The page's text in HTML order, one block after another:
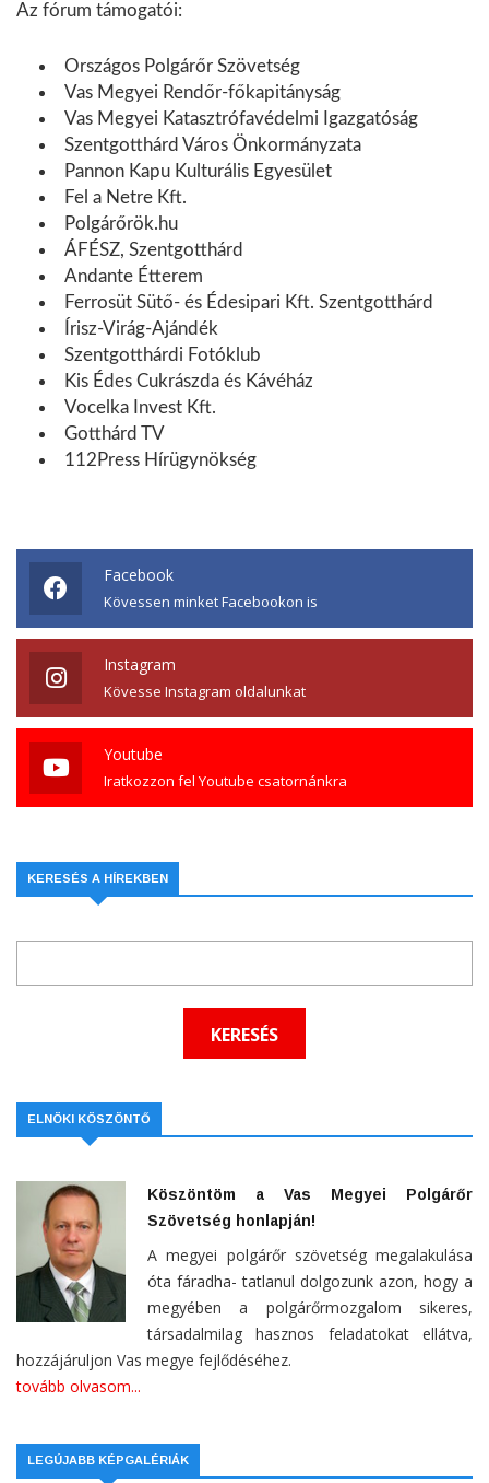
Az fórum támogatói:
Országos Polgárőr Szövetség
Vas Megyei Rendőr-főkapitányság
Vas Megyei Katasztrófavédelmi Igazgatóság
Szentgotthárd Város Önkormányzata
Pannon Kapu Kulturális Egyesület
Fel a Netre Kft.
Polgárőrök.hu
ÁFÉSZ, Szentgotthárd
Andante Étterem
Ferrosüt Sütő- és Édesipari Kft. Szentgotthárd
Írisz-Virág-Ajándék
Szentgotthárdi Fotóklub
Kis Édes Cukrászda és Kávéház
Vocelka Invest Kft.
Gotthárd TV
112Press Hírügynökség
Facebook
Kövessen minket Facebookon is
Instagram
Kövesse Instagram oldalunkat
Youtube
Iratkozzon fel Youtube csatornánkra
KERESÉS A HÍREKBEN
ELNÖKI KÖSZÖNTŐ
Köszöntöm a Vas Megyei Polgárőr
Szövetség honlapján!
A megyei polgárőr szövetség megalakulása
óta fáradha- tatlanul dolgozunk azon, hogy a
megyében a polgárőrmozgalom sikeres,
társadalmilag hasznos feladatokat ellátva,
hozzájáruljon Vas megye fejlődéséhez.
tovább olvasom...
LEGÚJABB KÉPGALÉRIÁK